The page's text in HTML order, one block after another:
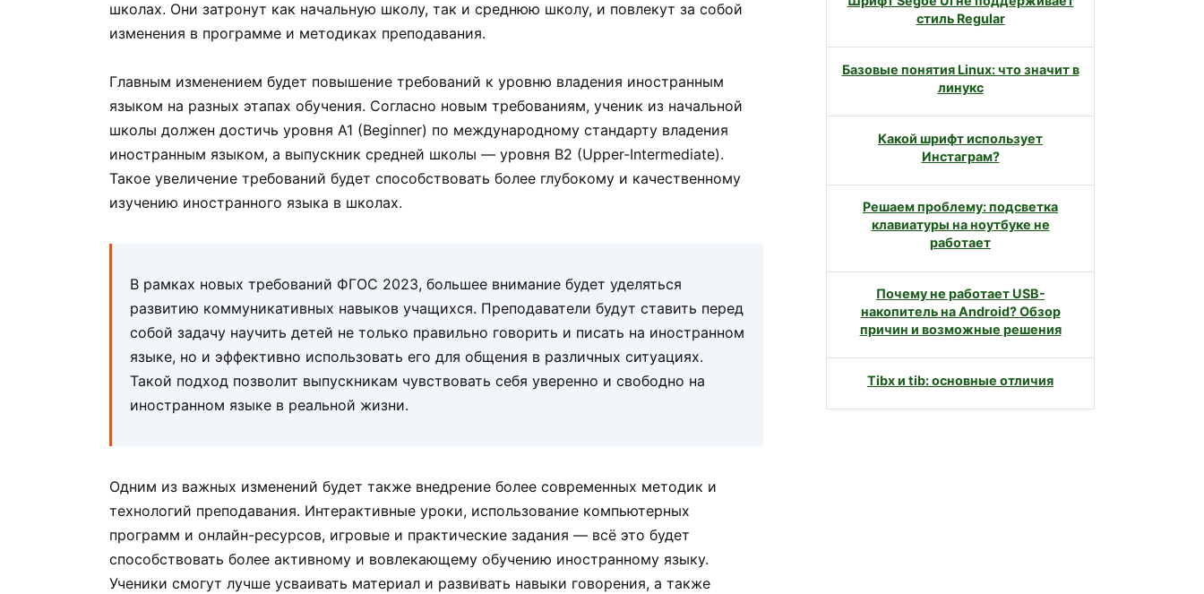
школах. Они затронут как начальную школу, так и среднюю школу, и повлекут за собой
изменения в программе и методиках преподавания.
Главным изменением будет повышение требований к уровню владения иностранным
языком на разных этапах обучения. Согласно новым требованиям, ученик из начальной
школы должен достичь уровня A1 (Beginner) по международному стандарту владения
иностранным языком, а выпускник средней школы — уровня B2 (Upper-Intermediate).
Такое увеличение требований будет способствовать более глубокому и качественному
изучению иностранного языка в школах.
В рамках новых требований ФГОС 2023, большее внимание будет уделяться
развитию коммуникативных навыков учащихся. Преподаватели будут ставить перед
собой задачу научить детей не только правильно говорить и писать на иностранном
языке, но и эффективно использовать его для общения в различных ситуациях.
Такой подход позволит выпускникам чувствовать себя уверенно и свободно на
иностранном языке в реальной жизни.
Одним из важных изменений будет также внедрение более современных методик и
технологий преподавания. Интерактивные уроки, использование компьютерных
программ и онлайн-ресурсов, игровые и практические задания — всё это будет
способствовать более активному и вовлекающему обучению иностранному языку.
Ученики смогут лучше усваивать материал и развивать навыки говорения, а также
стиль Regular
Базовые понятия Linux: что значит в
линукс
Какой шрифт использует
Инстаграм?
Решаем проблему: подсветка
клавиатуры на ноутбуке не
работает
Почему не работает USB-
накопитель на Android? Обзор
причин и возможные решения
Tibx и tib: основные отличия